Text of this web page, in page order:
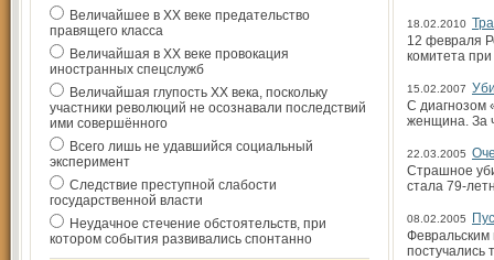
Величайшее в ХХ веке предательство
правящего класса
Величайшая в ХХ веке провокация
иностранных спецслужб
Величайшая глупость ХХ века, поскольку
участники революций не осознавали последствий
ими совершённого
Всего лишь не удавшийся социальный
эксперимент
Следствие преступной слабости
государственной власти
Неудачное стечение обстоятельств, при
котором события развивались спонтанно
18.02.2010
12 февраля
комитета
15.02.2007
С диагнозом
женщина. За
22.03.2005
Страшное
стала 79-
08.02.2005
Февральским
постучались